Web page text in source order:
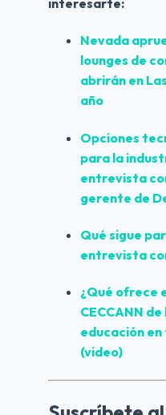
interesarte:
Nevada
lounges de
abrirán en
año
Opciones
para la
entrevista
gerente de
Qué sigue
entrevista
¿Qué ofrece
CECCANN
educación
(video)